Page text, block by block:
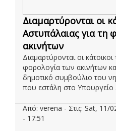
Διαμαρτύρονται οι
Αστυπάλαιας για τη
ακινήτων
Διαμαρτύρονται οι
φορολογία των ακινήτων
δημοτικό συμβούλιο του
που εστάλη στο Υπουργείο
Από: verena - Στις: Sat, 11/
- 17:51